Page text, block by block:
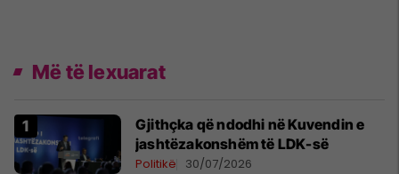
Më të lexuarat
Gjithçka që ndodhi në Kuvendin e
jashtëzakonshëm të LDK-së
Politikë 30/07/2026